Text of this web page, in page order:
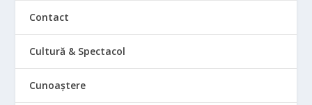
Contact
Cultură & Spectacol
Cunoaștere